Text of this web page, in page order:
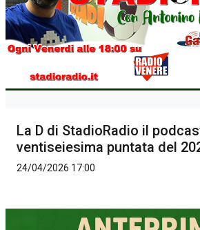
La D di StadioRadio il
ventiseiesima puntata del
24/04/2026 17:00